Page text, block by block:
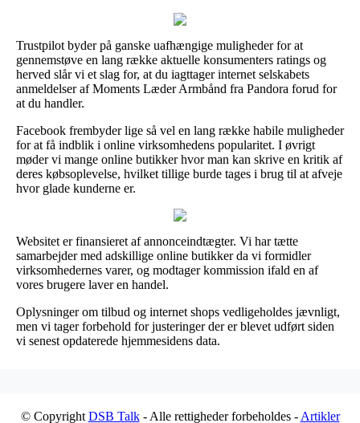
Trustpilot byder på ganske uafhængige muligheder for at
gennemstøve en lang række aktuelle konsumenters ratings og
herved slår vi et slag for, at du iagttager internet selskabets
anmeldelser af Moments Læder Armbånd fra Pandora forud for
at du handler.
Facebook frembyder lige så vel en lang række habile muligheder
for at få indblik i online virksomhedens popularitet. I øvrigt
møder vi mange online butikker hvor man kan skrive en kritik af
deres købsoplevelse, hvilket tillige burde tages i brug til at afveje
hvor glade kunderne er.
Websitet er finansieret af annonceindtægter. Vi har tætte
samarbejder med adskillige online butikker da vi formidler
virksomhedernes varer, og modtager kommission ifald en af
vores brugere laver en handel.
Oplysninger om tilbud og internet shops vedligeholdes jævnligt,
men vi tager forbehold for justeringer der er blevet udført siden
vi senest opdaterede hjemmesidens data.
© Copyright DSB Talk- Alle rettigheder forbeholdes - Artikler